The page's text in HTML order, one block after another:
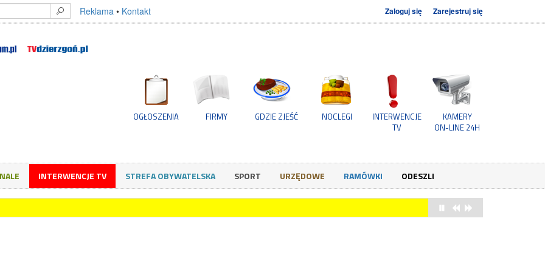
Reklama • Kontakt Zaloguj się Zarejestruj się
OGŁOSZENIA FIRMY GDZIE ZJEŚĆ NOCLEGI
INTERWENCJE
TV
KAMERY
ON-LINE 24H
INTERWENCJE TV STREFA OBYWATELSKA SPORT URZĘDOWE RAMÓWKI ODESZLI